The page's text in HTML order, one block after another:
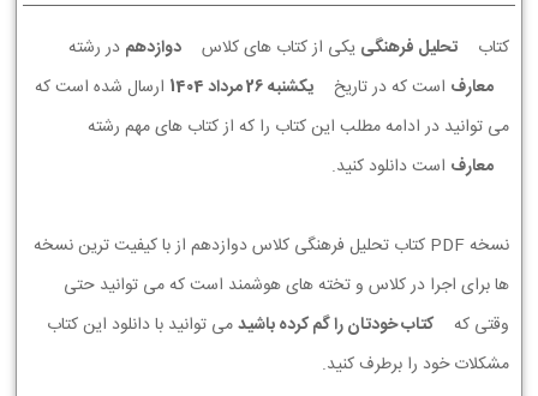
کتاب تحلیل فرهنگی یکی از کتاب های کلاس دوازدهم در رشته
معارف است که در تاریخ يكشنبه 26 مرداد 1404
ارسال شده است که
می توانید در ادامه مطلب این کتاب را که از کتاب های مهم رشته
معارف است دانلود کنید.
نسخه PDF کتاب تحلیل فرهنگی کلاس دوازدهم از با کیفیت ترین نسخه
ها برای اجرا در کلاس و تخته های هوشمند است که می توانید حتی
وقتی که
کتاب خودتان را گم کرده باشیدمی توانید با دانلود این کتاب
مشکلات خود را برطرف کنید.